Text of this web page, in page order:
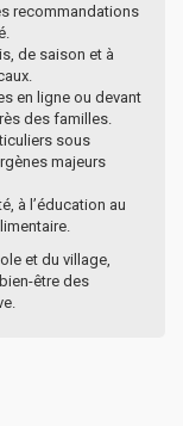
recommandations
de saison et à
en ligne ou devant
des familles.
sous
majeurs
à l’éducation au
et du village,
être des